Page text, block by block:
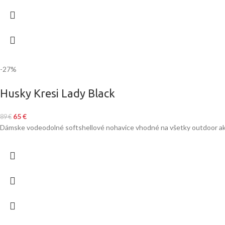
-27%
Husky Kresi Lady Black
89€ 65€
Dámske vodeodolné softshellové nohavice vhodné na všetky outdoor